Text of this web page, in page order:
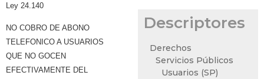
Ley 24.140
NO COBRO DE ABONO
TELEFONICO A USUARIOS
QUE NO GOCEN
EFECTIVAMENTE DEL
Descriptores
Derechos
Servicios Públicos
Usuarios (SP)